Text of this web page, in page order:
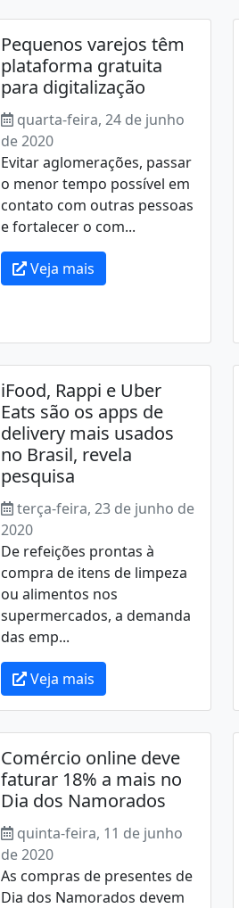
Pequenos varejos têm
plataforma gratuita
para digitalização
quarta-feira, 24 de junho
de 2020
Evitar aglomerações, passar
o menor tempo possível em
contato com outras pessoas
e fortalecer o com...
Veja mais
iFood, Rappi e Uber
Eats são os apps de
delivery mais usados
no Brasil, revela
pesquisa
terça-feira, 23 de junho de
2020
De refeições prontas à
compra de itens de limpeza
ou alimentos nos
supermercados, a demanda
das emp...
Veja mais
Comércio online deve
faturar 18% a mais no
Dia dos Namorados
quinta-feira, 11 de junho
de 2020
As compras de presentes de
Dia dos Namorados devem